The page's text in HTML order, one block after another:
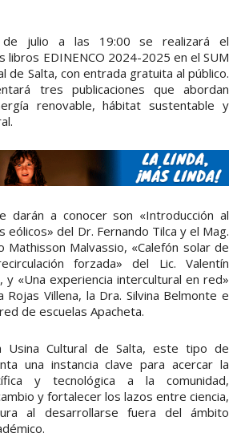
julio a las 19:00 se realizará el
libros EDINENCO 2024-2025 en el SUM
de Salta, con entrada gratuita al público.
tres publicaciones que abordan
renovable, hábitat sustentable y
darán a conocer son «Introducción al
eólicos» del Dr. Fernando Tilca y el Mag.
Mathisson Malvassio, «Calefón solar de
forzada» del Lic. Valentín
y «Una experiencia intercultural en red»
Rojas Villena, la Dra. Silvina Belmonte e
de escuelas Apacheta.
Usina Cultural de Salta, este tipo de
una instancia clave para acercar la
y tecnológica a la comunidad,
y fortalecer los lazos entre ciencia,
al desarrollarse fuera del ámbito